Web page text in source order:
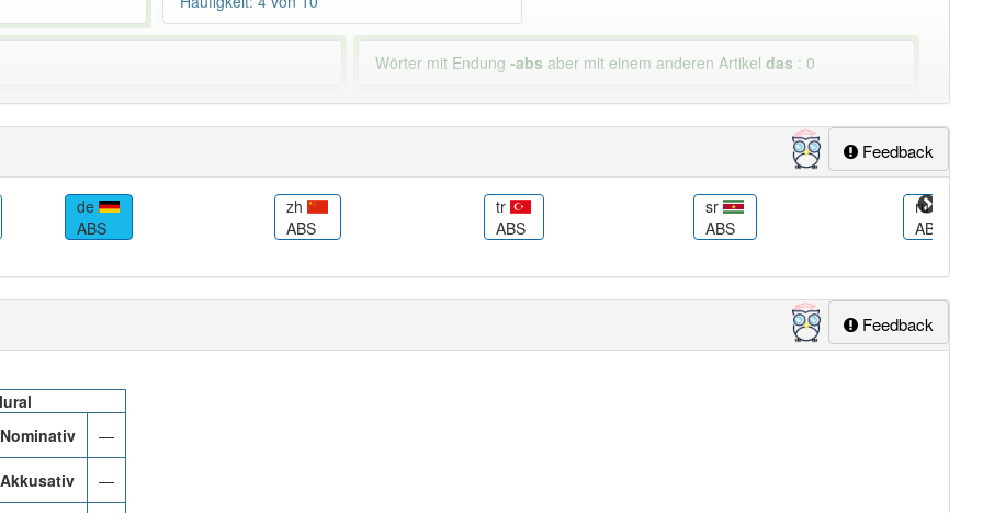
Wörter mit Endung-abs aber mit einem anderen Artikeldas : 0
haben den Artikel korrekt erraten.
Feedback
de
ABS
zh
ABS
tr
ABS
sr
ABS
ru
ABS
Feedback
Nominativ
—
Akkusativ —